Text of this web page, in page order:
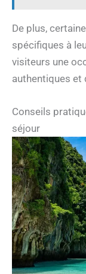
De plus,
spécifiques à
visiteurs une
authentiques et
Conseils
séjour